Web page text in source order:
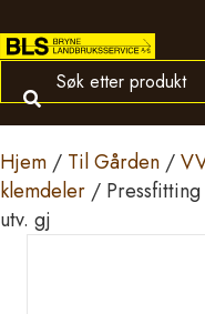
Hjem / Til Gården /
klemdeler /
utv. gj